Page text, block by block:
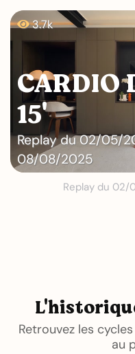
CARDIO
15'
Replay du 02/05/
08/08/2025
3.7k
Replay du
Retrouvez les
au